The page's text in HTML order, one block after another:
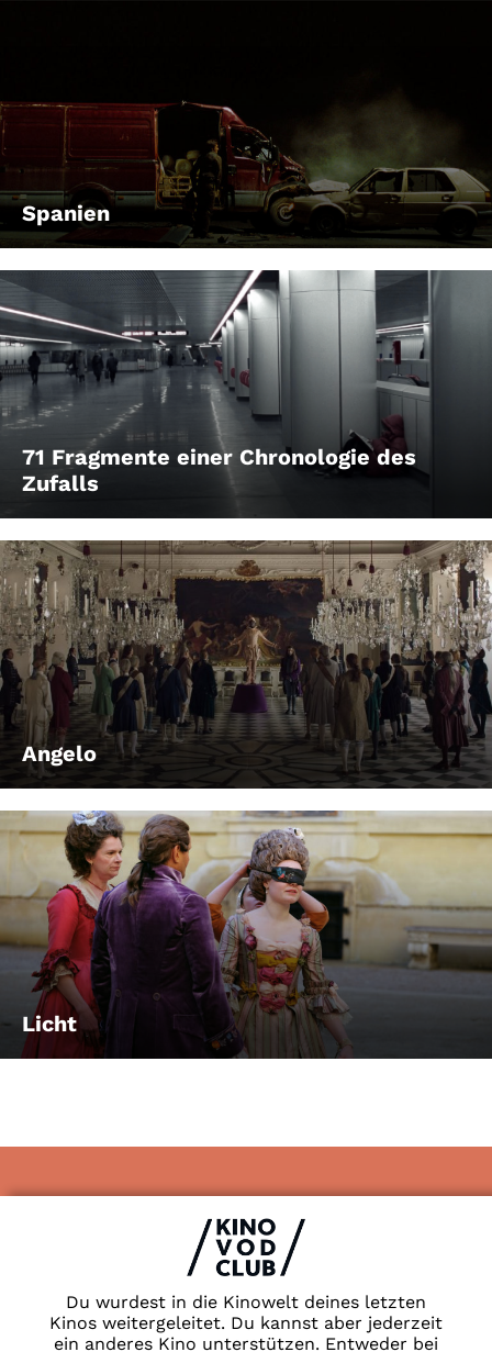
Du wurdest in die Kinowelt deines letzten
Kinos weitergeleitet. Du kannst aber jederzeit
ein anderes Kino unterstützen. Entweder bei
Spanien
71 Fragmente einer Chronologie des
Zufalls
Angelo
Licht
AGB
Kontakt
Newsletter
Partner